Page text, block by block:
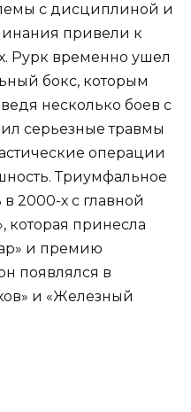
с дисциплиной и
привели к
Рурк временно ушел
бокс, которым
несколько боев с
серьезные травмы
операции
Триумфальное
2000-х с главной
которая принесла
и премию
появлялся в
и «Железный